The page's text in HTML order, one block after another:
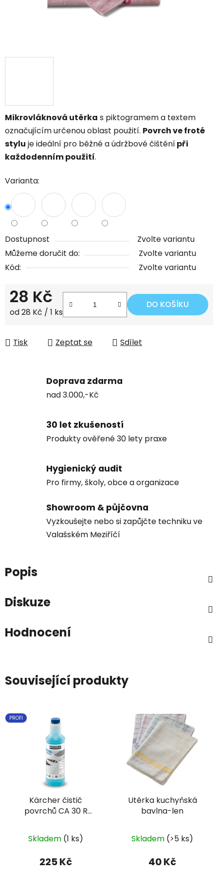
Mikrovláknová utěrka s piktogramem a textem
označujícím určenou oblast použití. Povrch ve froté
stylu je ideální pro běžné a údržbové čištěnípři
každodenním použití.
Varianta:
Dostupnost
Zvolte variantu
Můžeme doručit do:
Zvolte variantu
Kód:
Zvolte variantu
28 Kč
Měrná cena:
od 28 Kč / 1 ks
DO KOŠÍKU
Tisk Zeptat se Sdílet
Doprava zdarma
nad 3.000,-Kč
30 let zkušeností
Produkty ověřené 30 lety praxe
Hygienický audit
Pro firmy, školy, obce a organizace
Showroom & půjčovna
Vyzkoušejte nebo si zapůjčte techniku ve
Valašském Meziříčí
Popis
Diskuze
Hodnocení
Související produkty
PROFI
Kärcher čistič
povrchů CA 30 R
Skladem (1 ks)
225 Kč
Utěrka kuchyňská
bavlna-len
Skladem (>5 ks)
40 Kč